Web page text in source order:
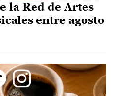
la Red de Artes
entre agosto